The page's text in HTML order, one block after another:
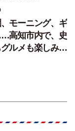
モーニング、ギ
高知市内で、史
ルメも楽しみ尽